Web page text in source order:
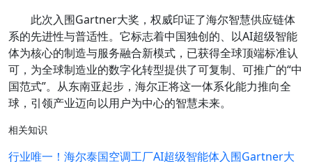
此次入围Gartner大奖，权威印证了海尔智慧供应链体
系的先进性与普适性。它标志着中国独创的、以AI超级智能
体为核心的制造与服务融合新模式，已获得全球顶端标准认
可，为全球制造业的数字化转型提供了可复制、可推广的“中
国范式”。从东南亚起步，海尔正将这一体系化能力推向全
球，引领产业迈向以用户为中心的智慧未来。
相关知识
行业唯一！海尔泰国空调工厂AI超级智能体入围Gartner大